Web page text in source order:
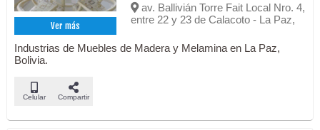
Ver más
av. Ballivián Torre Fait Local Nro. 4,
entre 22 y 23 de Calacoto - La Paz,
Industrias de Muebles de Madera y Melamina en La Paz,
Bolivia.
Celular Compartir